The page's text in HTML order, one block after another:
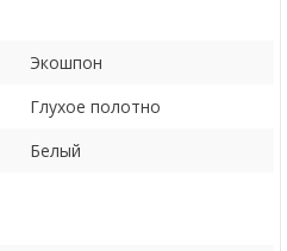
Экошпон
Глухое полотно
Белый